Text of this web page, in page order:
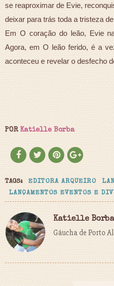
se reaproximar de Evie,
deixar para trás toda a tristeza
Em O coração do leão, Evie
Agora, em O leão ferido, é a
aconteceu e revelar o desfecho
POR Katielle Borba
TAGS: EDITORA ARQUEIRO
LANÇAMENTOS EVENTOS E
Katielle Borba
Gáucha de Porto